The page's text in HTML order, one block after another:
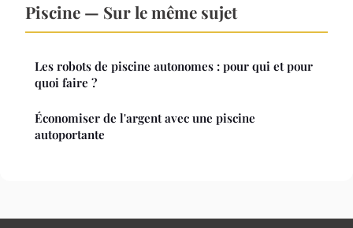
Piscine — Sur le même sujet
Les robots de piscine autonomes : pour qui et pour
quoi faire ?
Économiser de l'argent avec une piscine
autoportante